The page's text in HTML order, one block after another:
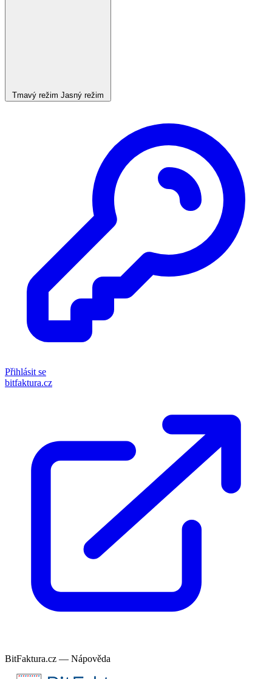
Tmavý režim Jasný režim
Přihlásit se
bitfaktura.cz
BitFaktura.cz — Nápověda